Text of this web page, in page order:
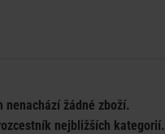
žádné zboží.
nejbližších kategorií.